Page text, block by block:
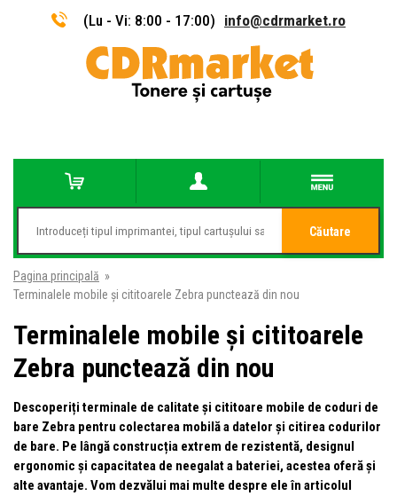
(Lu - Vi: 8:00 - 17:00) info@cdrmarket.ro
Căutare
Pagina principală »
Terminalele mobile și cititoarele Zebra punctează din nou
Terminalele mobile și cititoarele
Zebra punctează din nou
Descoperiți terminale de calitate și cititoare mobile de coduri de
bare Zebra pentru colectarea mobilă a datelor și citirea codurilor
de bare. Pe lângă construcția extrem de rezistentă, designul
ergonomic și capacitatea de neegalat a bateriei, acestea oferă și
alte avantaje. Vom dezvălui mai multe despre ele în articolul